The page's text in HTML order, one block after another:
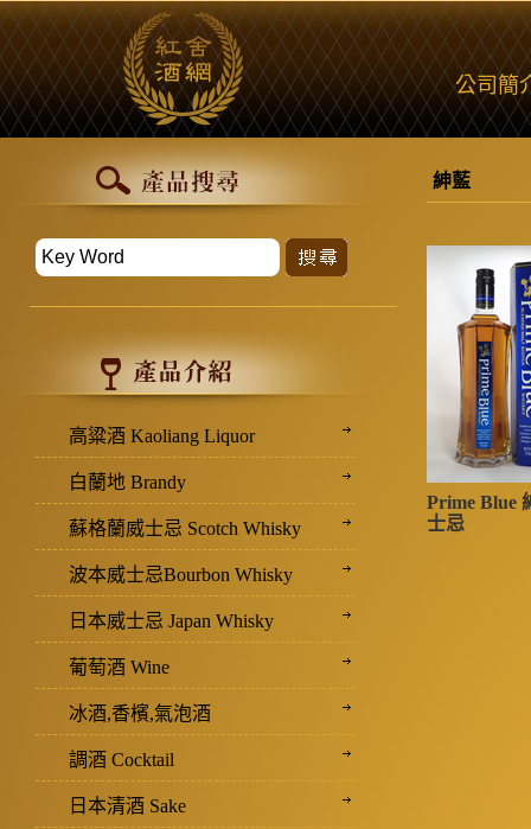
公司簡
高粱酒 Kaoliang Liquor
白蘭地 Brandy
蘇格蘭威士忌 Scotch Whisky
波本威士忌Bourbon Whisky
日本威士忌 Japan Whisky
葡萄酒 Wine
冰酒,香檳,氣泡酒
調酒 Cocktail
日本清酒 Sake
紳藍
Prime Blue
士忌